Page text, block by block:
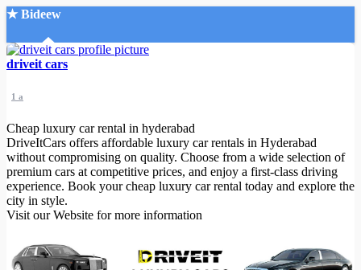
★ Bideew
Accueil
Recherche Avancée
Mon compte
Connexion
Mode nuit
driveit cars
1 a
Cheap luxury car rental in hyderabad
DriveItCars offers affordable luxury car rentals in Hyderabad
without compromising on quality. Choose from a wide selection of
premium cars at competitive prices, and enjoy a first-class driving
experience. Book your cheap luxury car rental today and explore the
city in style.
Visit our Website for more information